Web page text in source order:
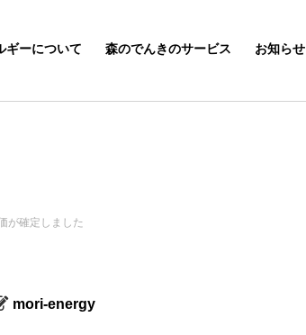
ギーについて 森のでんきのサービス お知らせ
が確定しました
mori-energy